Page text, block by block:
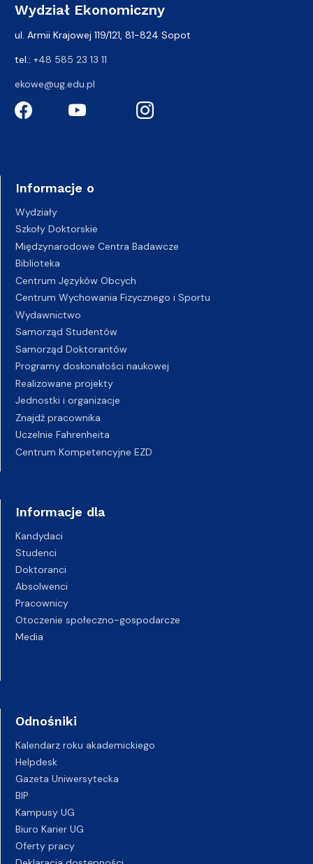
Wydział Ekonomiczny
ul. Armii Krajowej 119/121, 81-824 Sopot
tel.: +48 585 23 13 11
ekowe@ug.edu.pl
Informacje o
Wydziały
Szkoły Doktorskie
Międzynarodowe Centra Badawcze
Biblioteka
Centrum Języków Obcych
Centrum Wychowania Fizycznego i Sportu
Wydawnictwo
Samorząd Studentów
Samorząd Doktorantów
Programy doskonałości naukowej
Realizowane projekty
Jednostki i organizacje
Znajdź pracownika
Uczelnie Fahrenheita
Centrum Kompetencyjne EZD
Informacje dla
Kandydaci
Studenci
Doktoranci
Absolwenci
Pracownicy
Otoczenie społeczno-gospodarcze
Media
Odnośniki
Kalendarz roku akademickiego
Helpdesk
Gazeta Uniwersytecka
BIP
Kampusy UG
Biuro Karier UG
Oferty pracy